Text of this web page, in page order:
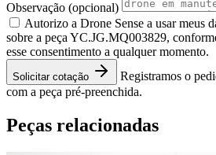
Observação (opcional)
Autorizo a Drone Sense a usar meus
sobre a peça YC.JG.MQ003829,
esse consentimento a qualquer momento.
Solicitar cotação
Registramos o
com a peça pré-preenchida.
Peças relacionadas